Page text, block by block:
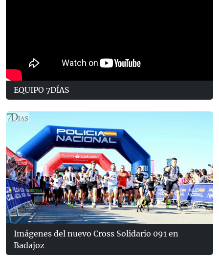
EQUIPO 7DÍAS
Imágenes del nuevo Cross Solidario 091 en
Badajoz